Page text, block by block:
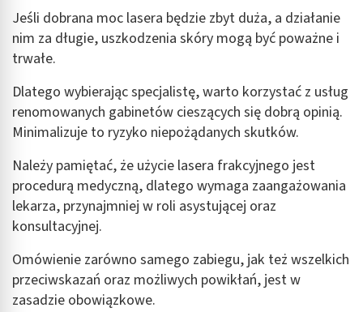
Jeśli dobrana moc lasera będzie zbyt duża, a działanie
nim za długie, uszkodzenia skóry mogą być poważne i
trwałe.
Dlatego wybierając specjalistę, warto korzystać z usług
renomowanych gabinetów cieszących się dobrą opinią.
Minimalizuje to ryzyko niepożądanych skutków.
Należy pamiętać, że użycie lasera frakcyjnego jest
procedurą medyczną, dlatego wymaga zaangażowania
lekarza, przynajmniej w roli asystującej oraz
konsultacyjnej.
Omówienie zarówno samego zabiegu, jak też wszelkich
przeciwskazań oraz możliwych powikłań, jest w
zasadzie obowiązkowe.